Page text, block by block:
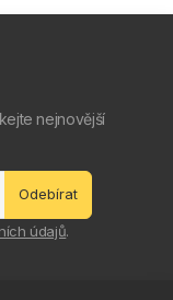
nejnovější
Odebírat
údajů.